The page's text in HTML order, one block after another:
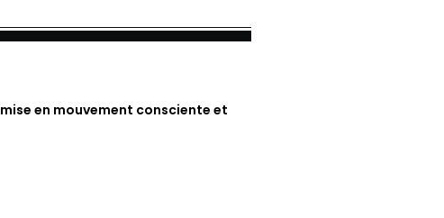
mise en mouvement consciente et